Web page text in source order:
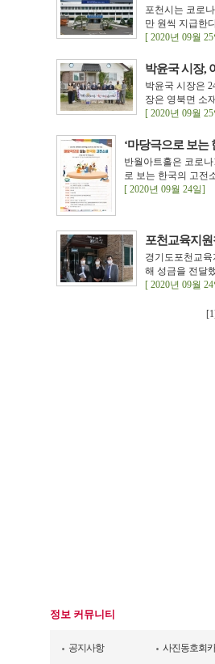
포천시는 코로
만 원씩 지급한
[ 2020년 09월
박윤국 시장,
박윤국 시장은
장은 영북면 소
[ 2020년 09월
‘마당극으로 보는
반월아트홀은 코로
로 보는 한국의 고전
[ 2020년 09월 24일]
포천교육지
경기도포천교
해 성금을 전달
[ 2020년 09월
정보 커뮤니티
공지사항 사진동호회